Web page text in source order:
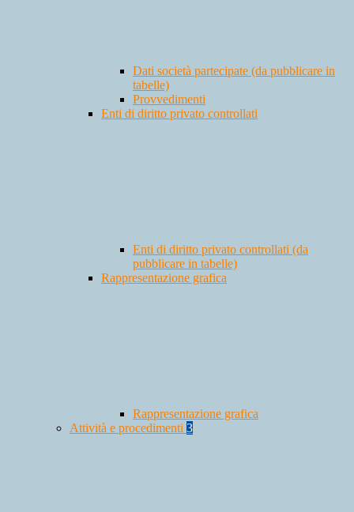
Dati società partecipate (da pubblicare in
tabelle)
Provvedimenti
Enti di diritto privato controllati
Enti di diritto privato controllati (da
pubblicare in tabelle)
Rappresentazione grafica
Rappresentazione grafica
Attività e procedimenti 3